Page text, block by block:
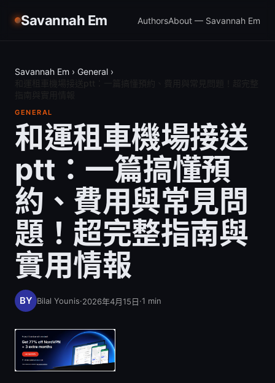
Savannah Em AuthorsAbout — Savannah Em
Savannah Em › General ›
GENERAL
和運租車機場接送
ptt：一篇搞懂預
約、費用與常見問
題！超完整指南與
實用情報
Bilal Younis·2026年4月15日·1 min